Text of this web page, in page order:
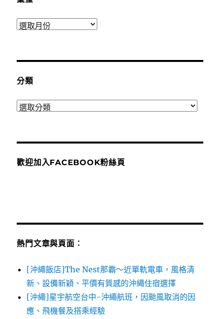
彙
分類
分
歡迎加入FACEBOOK粉絲頁
熱門文章與頁面︰
[沖繩飯店]The Nest那霸～近單軌電車，風格清
新、設備新穎、平價有質感的沖繩住宿選擇
[沖繩]星宇航空台中-沖繩航班，因颱風取消的因
應、飛機餐及搭乘經驗